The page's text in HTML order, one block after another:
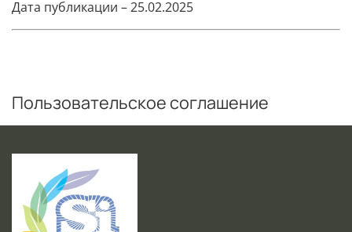
Дата публикации – 25.02.2025
Пользовательское соглашение